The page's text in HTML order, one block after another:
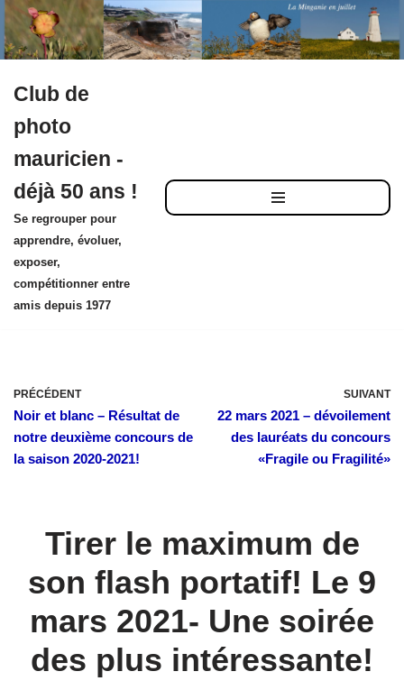
au
contenu
Club de
photo
mauricien -
déjà 50 ans !
Se regrouper pour
apprendre, évoluer,
exposer,
compétitionner entre
amis depuis 1977
PRÉCÉDENT
Noir et blanc – Résultat de
notre deuxième concours de
la saison 2020-2021!
SUIVANT
22 mars 2021 – dévoilement
des lauréats du concours
«Fragile ou Fragilité»
Tirer le maximum de
son flash portatif! Le 9
mars 2021- Une soirée
des plus intéressante!